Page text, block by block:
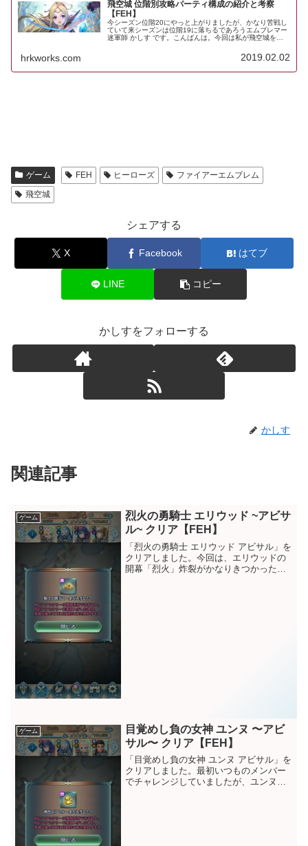
飛空城 位階別攻略パーティ構成の紹介と考察
【FEH】
今シーズン位階20にやっと上がりましたが、かなり苦戦し
ていて来シーズンは位階19に落ちるであろうエムブレマー
迷軍師 かしす です。こんばんは。今回は私が飛空城をプ
hrkworks.com 2019.02.02
ゲーム FEH ヒーローズ
ファイアーエムブレム
飛空城
シェアする
X Facebook はてブ
LINE コピー
かしすをフォローする
かしす
関連記事
ゲーム
烈火の勇騎士 エリウッド ~アビサ
ル~ クリア【FEH】
「烈火の勇騎士 エリウッド アビサル」を
クリアしました。今回は、エリウッドの
開幕「烈火」炸裂がかなりきつかったで
ゲーム
目覚めし負の女神 ユンヌ 〜アビ
サル〜 クリア【FEH】
「目覚めし負の女神 ユンヌ アビサル」を
クリアしました。最初いつものメンバー
でチャレンジしていましたが、ユンヌを1